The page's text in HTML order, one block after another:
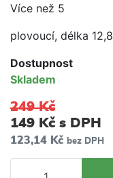
Více než 5
plovoucí, délka
Dostupnost
Skladem
249 Kč
149 Kč s DPH
123,14 Kč bez DPH